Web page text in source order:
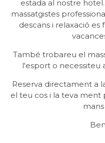
estada al nostre
massatgistes
descans i relaxació es
També trobareu el
l'esport o necessiteu
Reserva directament a
el teu cos i la teva